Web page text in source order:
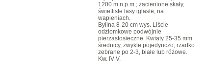
1200 m n.p.m.; zacienione skały,
świetliste lasy iglaste, na
wapieniach.
Bylina 8-20 cm wys. Liście
odziomkowe podwójnie
pierzastosieczne. Kwiaty 25-35 mm
średnicy, zwykle pojedynczo, rzadko
zebrane po 2-3, białe lub różowe.
Kw. IV-V.